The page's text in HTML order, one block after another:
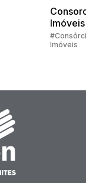
Imóveis
Imóveis